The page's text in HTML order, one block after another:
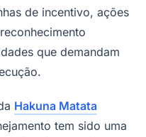
de incentivo, ações
que demandam
Hakuna Matata
tem sido uma